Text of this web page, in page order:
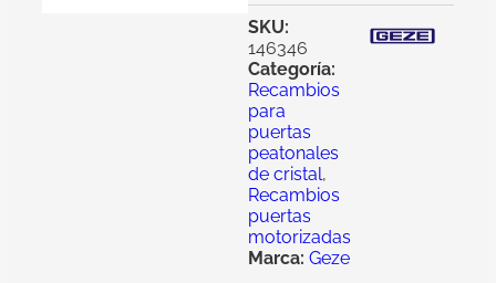
SKU:
146346
Categoría:
Recambios
para
puertas
peatonales
de cristal,
Recambios
puertas
motorizadas
Marca: Geze